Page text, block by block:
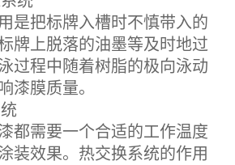
把标牌入槽时不慎带入的
牌上脱落的油墨等及时地过
过程中随着树脂的极向泳动
漆膜质量。
需要一个合适的工作温度
装效果。热交换系统的作用